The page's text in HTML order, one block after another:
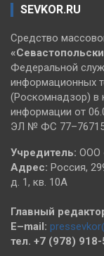
SEVKOR.RU
Средство
Федеральной
информационных
(Роскомнадзор) в
информации от
ЭЛ № ФС
Учредитель: ООО
Адрес: Россия,
д. 1, кв. 10А
Главный
E–mail:
тел. +7 (978)